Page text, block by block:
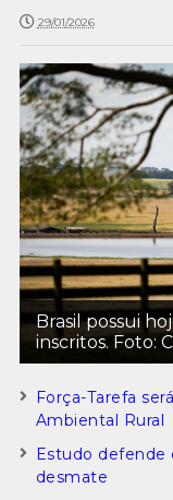
29/01/2026
Brasil possui
inscritos. Foto:
Força-Tarefa
Ambiental Rural
Estudo defende
desmate